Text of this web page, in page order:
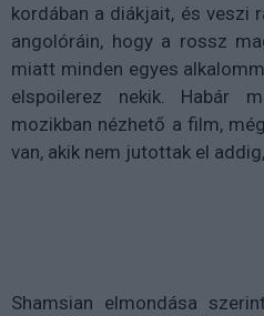
kordában a diákjait, és veszi
angolóráin, hogy a rossz
miatt minden egyes
elspoilerez nekik. Habár
mozikban nézhető a film,
van, akik nem jutottak el
Shamsian elmondása